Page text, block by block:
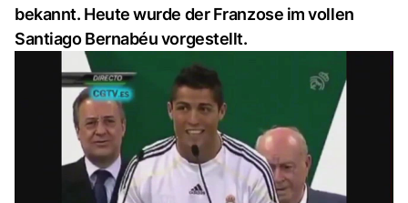
bekannt. Heute wurde der Franzose im vollen
Santiago Bernabéu vorgestellt.